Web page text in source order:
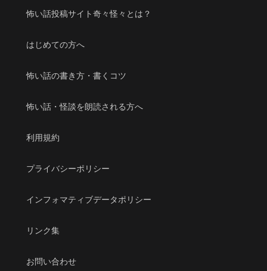
怖い話投稿サイト奇々怪々とは？
はじめての方へ
怖い話の書き方・書くコツ
怖い話・怪談を朗読される方へ
利用規約
プライバシーポリシー
インフォマティブデータポリシー
リンク集
お問い合わせ